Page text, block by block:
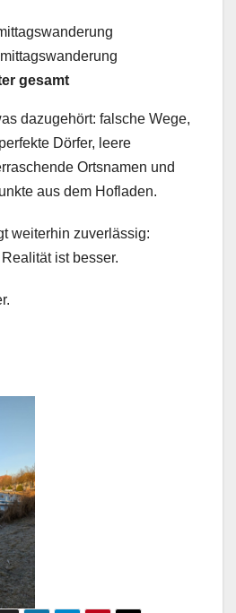
gesamt
dazugehört: falsche Wege,
Dörfer, leere
Ortsnamen und
aus dem Hofladen.
weiterhin zuverlässig:
ist besser.